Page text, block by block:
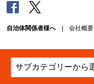
Facebook
自治体関係者様へ| 会社概要